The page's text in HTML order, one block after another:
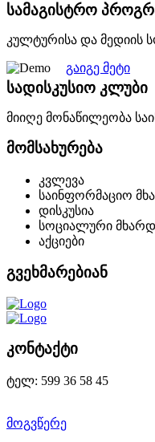
სამაგისტრო
კულტურისა და მედიის
გაიგე მეტი
სადისკუსიო კლუბი
მიიღე მონაწილეობა
მომსახურება
კვლევა
საინფორმაციო
დისკუსია
სოციალური
აქციები
გვეხმარებიან
კონტაქტი
ტელ: 599 36 58 45
მოგვწერე